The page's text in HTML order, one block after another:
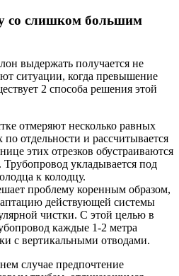
со слишком большим
выдержать получается не
ситуации, когда превышение
2 способа решения этой
отмеряют несколько равных
по отдельности и рассчитывается
этих отрезков обустраиваются
укладывается под
к колодцу.
проблему коренным образом,
действующей системы
чистки. С этой целью в
каждые 1-2 метра
с вертикальными отводами.
случае предпочтение